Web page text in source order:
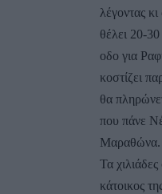
λέγοντας
θέλει 20-
οδο για
κοστίζει
θα
που πάνε
Μαραθώνα.
Τα
κάτοικος